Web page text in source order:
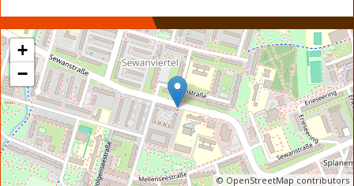
+
−
© OpenStreetMap contributors